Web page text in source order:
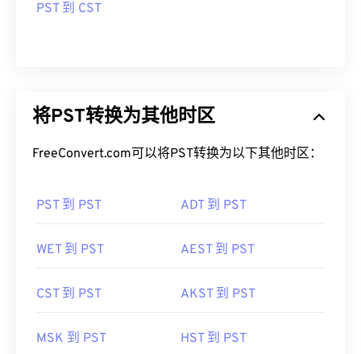
PST 到 CST
将PST转换为其他时区
FreeConvert.com可以将PST转换为以下其他时区：
PST 到 PST ADT 到 PST
WET 到 PST AEST 到 PST
CST 到 PST AKST 到 PST
MSK 到 PST HST 到 PST